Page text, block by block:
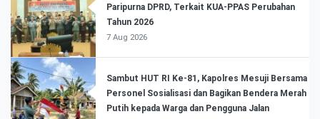
Paripurna DPRD, Terkait KUA-PPAS Perubahan
Tahun 2026
7 Aug 2026
Sambut HUT RI Ke-81, Kapolres Mesuji Bersama
Personel Sosialisasi dan Bagikan Bendera Merah
Putih kepada Warga dan Pengguna Jalan